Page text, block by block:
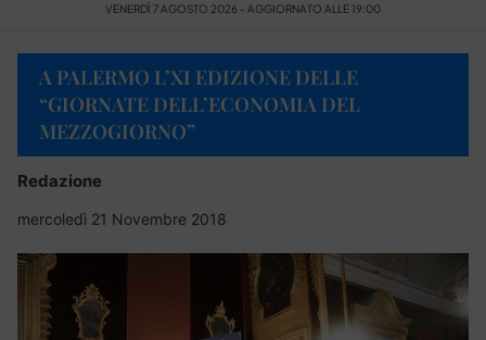
VENERDÌ 7 AGOSTO 2026 - AGGIORNATO ALLE 19:00
A PALERMO L’XI EDIZIONE DELLE
“GIORNATE DELL’ECONOMIA DEL
MEZZOGIORNO”
Redazione
mercoledì 21 Novembre 2018